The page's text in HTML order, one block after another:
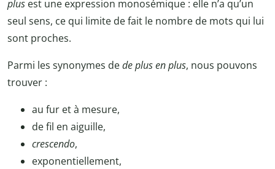
plus est une expression monosémique : elle n’a qu’un
seul sens, ce qui limite de fait le nombre de mots qui lui
sont proches.
Parmi les synonymes dede plus en plus, nous pouvons
trouver :
au fur et à mesure,
de fil en aiguille,
crescendo,
exponentiellement,